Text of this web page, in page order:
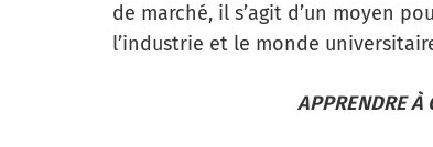
de marché, il s’agit d’un moyen
l’industrie et le monde
APPRENDRE À